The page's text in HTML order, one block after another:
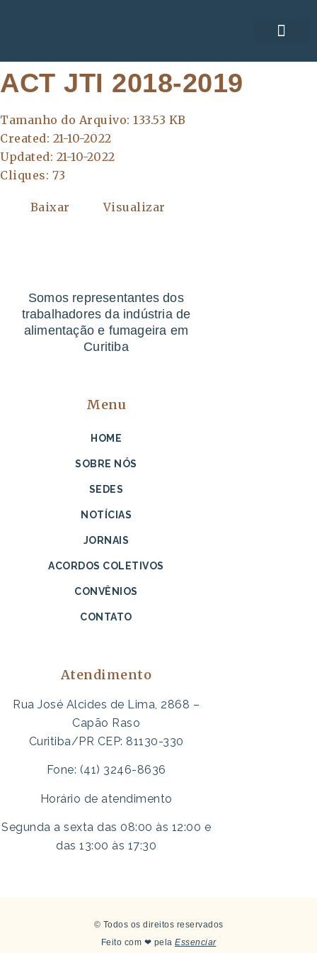
ACT JTI 2018-2019
Tamanho do Arquivo: 133.53 KB
Created: 21-10-2022
Updated: 21-10-2022
Cliques: 73
Baixar Visualizar
Somos representantes dos
trabalhadores da indústria de
alimentação e fumageira em
Curitiba
Menu
HOME
SOBRE NÓS
SEDES
NOTÍCIAS
JORNAIS
ACORDOS COLETIVOS
CONVÊNIOS
CONTATO
Atendimento
Rua José Alcides de Lima, 2868 –
Capão Raso
Curitiba/PR CEP: 81130-330
Fone: (41) 3246-8636
Horário de atendimento
Segunda a sexta das 08:00 às 12:00 e
das 13:00 às 17:30
© Todos os direitos reservados
Feito com ❤ pela Essenciar